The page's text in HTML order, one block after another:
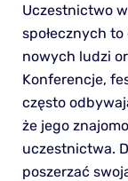
Uczestnictwo
społecznych to
nowych ludzi
Konferencje,
często
że jego
uczestnictwa.
poszerzać